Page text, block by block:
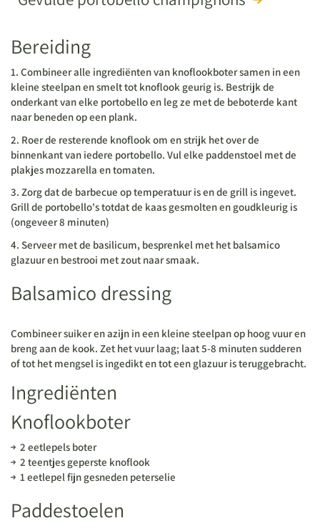
Bereiding
1. Combineer alle ingrediënten van knoflookboter samen in een
kleine steelpan en smelt tot knoflook geurig is. Bestrijk de
onderkant van elke portobello en leg ze met de beboterde kant
naar beneden op een plank.
2. Roer de resterende knoflook om en strijk het over de
binnenkant van iedere portobello. Vul elke paddenstoel met de
plakjes mozzarella en tomaten.
3. Zorg dat de barbecue op temperatuur is en de grill is ingevet.
Grill de portobello's totdat de kaas gesmolten en goudkleurig is
(ongeveer 8 minuten)
4. Serveer met de basilicum, besprenkel met het balsamico
glazuur en bestrooi met zout naar smaak.
Balsamico dressing
Combineer suiker en azijn in een kleine steelpan op hoog vuur en
breng aan de kook. Zet het vuur laag; laat 5-8 minuten sudderen
of tot het mengsel is ingedikt en tot een glazuur is teruggebracht.
Ingrediënten
Knoflookboter
2 eetlepels boter
2 teentjes geperste knoflook
1 eetlepel fijn gesneden peterselie
Paddestoelen